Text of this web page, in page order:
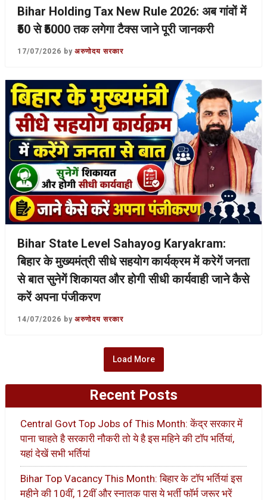
Bihar Holding Tax New Rule 2026: अब गांवों में
₹50 से ₹5000 तक लगेगा टैक्स जाने पूरी जानकरी
17/07/2026 byअरुणोदय सरकार
Bihar State Level Sahayog Karyakram:
बिहार के मुख्यमंत्री सीधे सहयोग कार्यक्रम में करेगें जनता
से बात सुनेगें शिकायत और होगी सीधी कार्यवाही जाने कैसे
करें अपना पंजीकरण
14/07/2026 byअरुणोदय सरकार
Load More
Recent Posts
Central Govt Top Jobs of This Month: केंद्र सरकार में
पाना चाहते है सरकारी नौकरी तो ये है इस महिने की टॉप भर्तियां,
यहां देखें सभी भर्तियां
Bihar Top Vacancy This Month: बिहार के टॉप भर्तियां इस
महीने की 10वीं, 12वीं और स्नातक पास ये भर्ती फॉर्म जरूर भरें